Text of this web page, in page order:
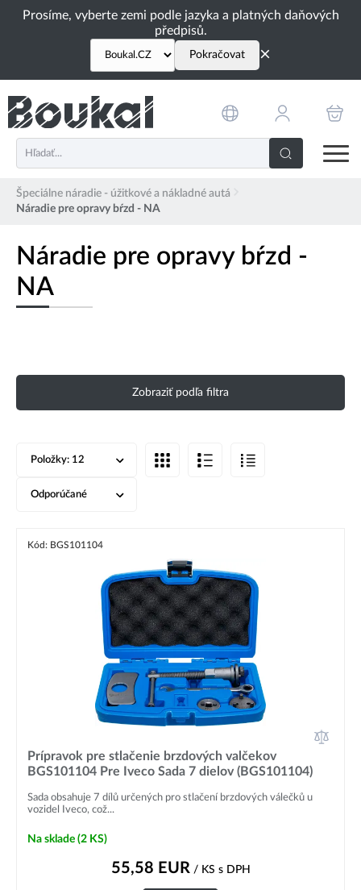
Prosíme, vyberte zemi podle jazyka a platných daňových
předpisů.
Pokračovat ×
Špeciálne náradie - úžitkové a nákladné autá
Náradie pre opravy bŕzd - NA
Náradie pre opravy bŕzd -
NA
Zobraziť podľa filtra
Položky: 12
Odporúčané
Kód: BGS101104
Prípravok pre stlačenie brzdových valčekov
BGS101104 Pre Iveco Sada 7 dielov (BGS101104)
Sada obsahuje 7 dílů určených pro stlačení brzdových válečků u
vozidel Iveco, což...
Na sklade (2 KS)
55,58 EUR/ KS s DPH